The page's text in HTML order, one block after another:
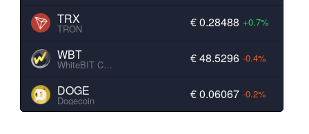
TRX
TRON € 0.28488 +0.7%
WBT
WhiteBIT Coin € 48.5296 -0.4%
DOGE
Dogecoin € 0.06067 -0.2%